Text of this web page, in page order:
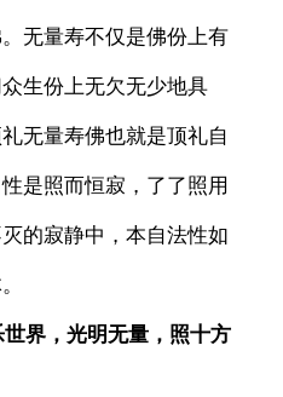
无量寿不仅是佛份上有
生份上无欠无少地具
无量寿佛也就是顶礼自
是照而恒寂，了了照用
的寂静中，本自法性如
界，光明无量，照十方